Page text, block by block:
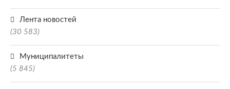
Лента новостей
(30 583)
Муниципалитеты
(5 845)